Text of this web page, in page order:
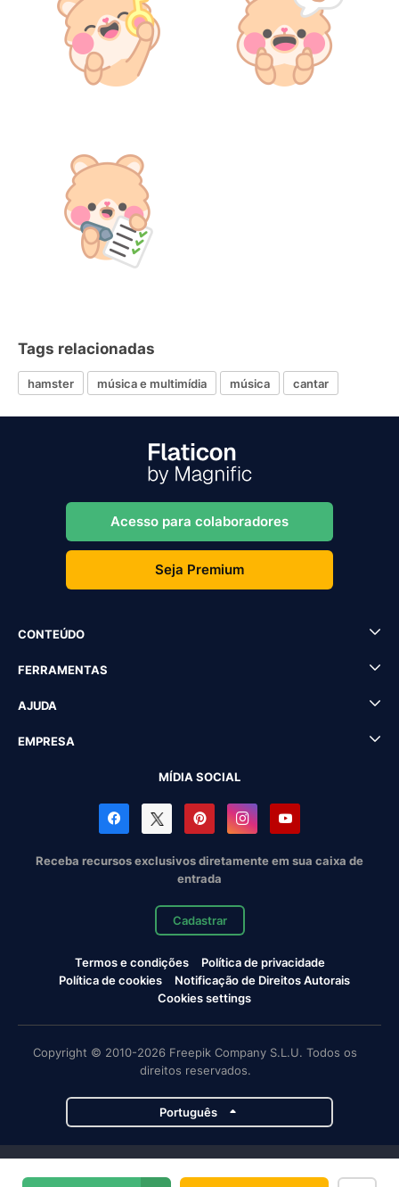
Tags relacionadas
hamster música e multimídia música cantar
Acesso para colaboradores
Seja Premium
CONTEÚDO
FERRAMENTAS
AJUDA
EMPRESA
MÍDIA SOCIAL
Receba recursos exclusivos diretamente em sua caixa de
entrada
Cadastrar
Termos e condições
Política de privacidade
Política de cookies
Notificação de Direitos Autorais
Cookies settings
Copyright © 2010-2026 Freepik Company S.L.U. Todos os
direitos reservados.
Português